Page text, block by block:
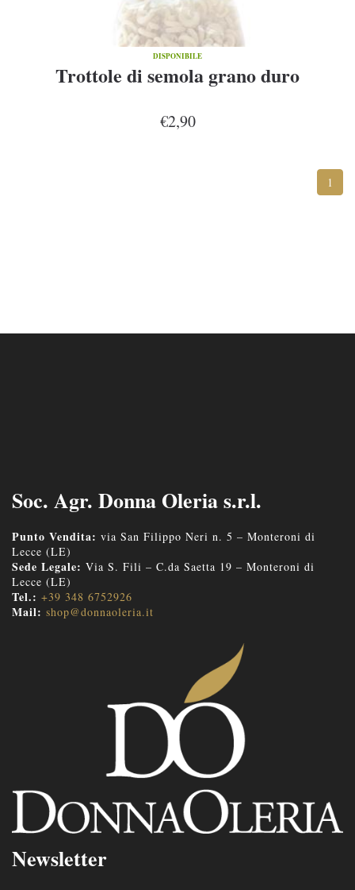
DISPONIBILE
Trottole di semola grano duro
€2,90
1
Soc. Agr. Donna Oleria s.r.l.
Punto Vendita: via San Filippo Neri n. 5 – Monteroni di
Lecce (LE)
Sede Legale: Via S. Fili – C.da Saetta 19 – Monteroni di
Lecce (LE)
Tel.: +39 348 6752926
Mail: shop@donnaoleria.it
Newsletter